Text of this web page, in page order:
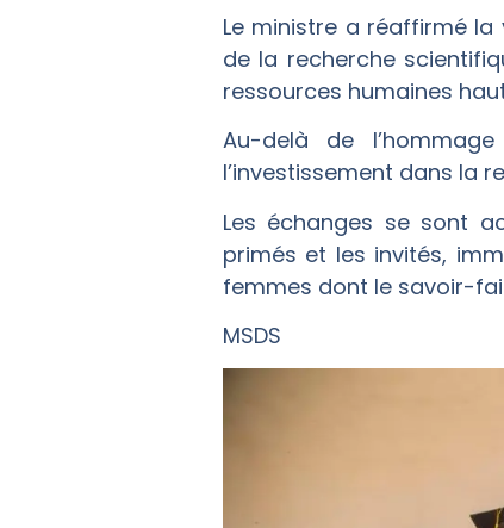
Le ministre a réaffirmé
de la recherche
ressources humaines
Au-delà de
l’investissement dans la
Les échanges se sont
primés et les invités,
femmes dont le savoir-
MSDS